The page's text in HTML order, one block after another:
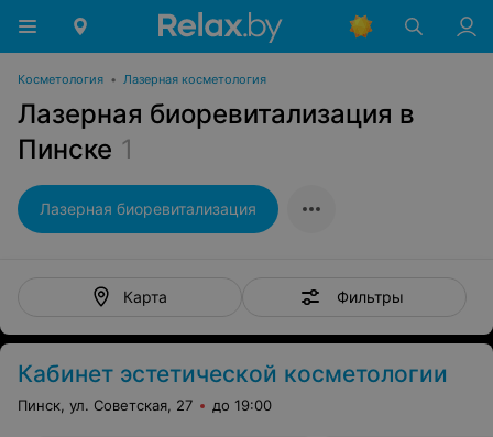
Косметология • Лазерная косметология
Лазерная биоревитализация в
Пинске 1
Лазерная биоревитализация
Карта Фильтры
Кабинет эстетической косметологии
Пинск, ул. Советская, 27 до 19:00